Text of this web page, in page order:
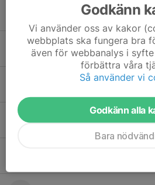
Kian Sunnari
Lars Gunnarsson
Loke Sundberg
Godkänn
Vi använder oss av kakor
webbplats ska fungera bra
även för webbanalys i
förbättra våra
Så använder vi
Godkänn alla
Bara